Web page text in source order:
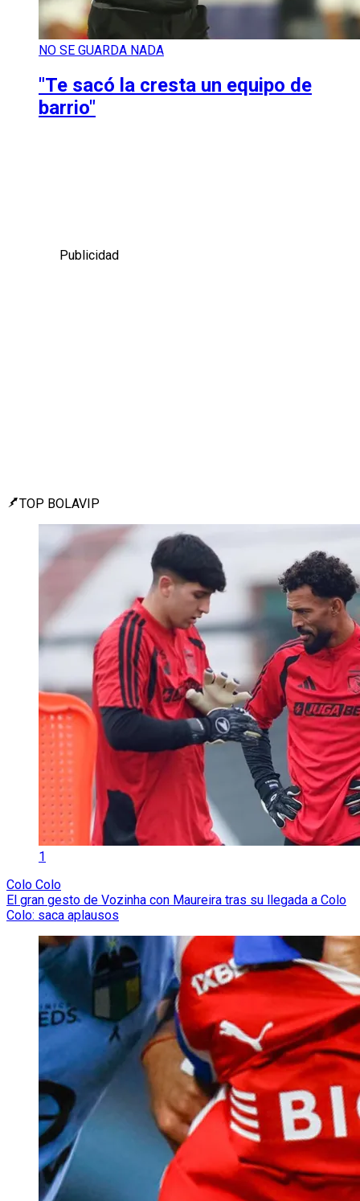
NO SE GUARDA NADA
"Te sacó la cresta un equipo de
barrio"
Publicidad
TOP BOLAVIP
1
Colo Colo
El gran gesto de Vozinha con Maureira tras su llegada a Colo
Colo: saca aplausos